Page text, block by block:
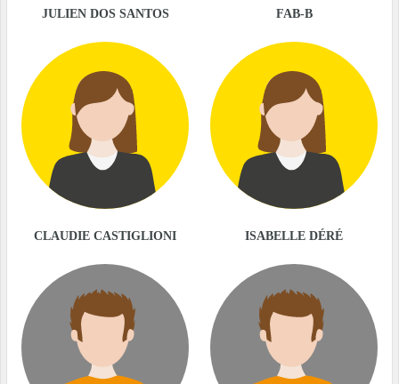
JULIEN DOS SANTOS FAB-B
CLAUDIE CASTIGLIONI ISABELLE DÉRÉ